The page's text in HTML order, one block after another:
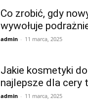
Co zrobić, gdy
wywołuje
admin - 11 marca, 2025
Jakie kosmetyki
najlepsze dla cery
admin - 11 marca, 2025